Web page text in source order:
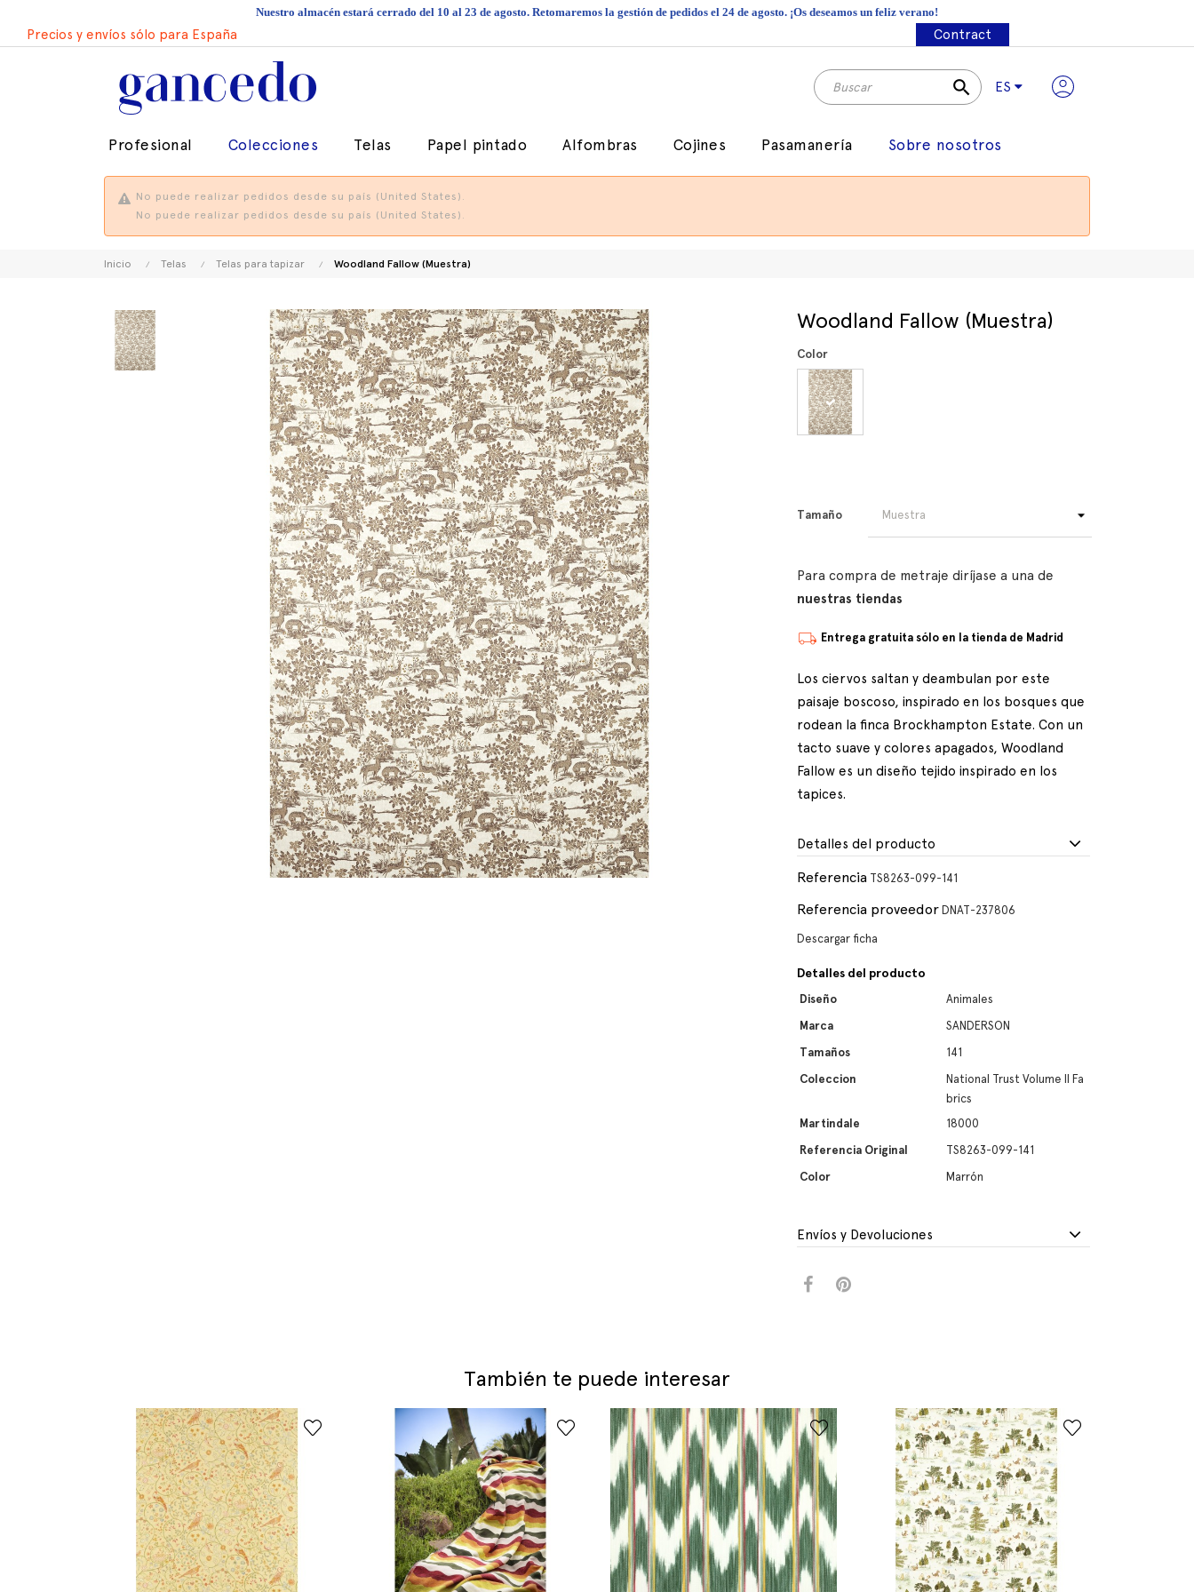
Nuestro almacén estará cerrado del 10 al 23 de agosto. Retomaremos la gestión de pedidos el 24 de agosto. ¡Os deseamos un feliz verano!
Precios y envíos sólo para España Contract
search ES
Profesional Colecciones Telas Papel pintado Alfombras Cojines Pasamanería Sobre nosotros
No puede realizar pedidos desde su país (United States).
No puede realizar pedidos desde su país (United States).
Inicio Telas Telas para tapizar Woodland Fallow (Muestra)
Woodland Fallow (Muestra)
Color
Tamaño
Para compra de metraje diríjase a una de
nuestras tiendas
Entrega gratuita sólo en la tienda de Madrid
Los ciervos saltan y deambulan por este
paisaje boscoso, inspirado en los bosques que
rodean la finca Brockhampton Estate. Con un
tacto suave y colores apagados, Woodland
Fallow es un diseño tejido inspirado en los
tapices.
Detalles del producto
Referencia TS8263-099-141
Referencia proveedor DNAT-237806
Descargar ficha
Detalles del producto
Diseño
Animales
Marca
SANDERSON
Tamaños
141
Coleccion
National Trust Volume II Fa
brics
Martindale
18000
Referencia Original
TS8263-099-141
Color
Marrón
Envíos y Devoluciones
También te puede interesar